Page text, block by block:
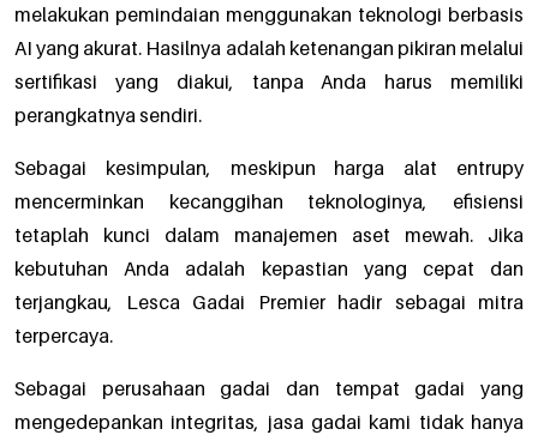
melakukan pemindaian menggunakan teknologi berbasis
AI yang akurat. Hasilnya adalah ketenangan pikiran melalui
sertifikasi yang diakui, tanpa Anda harus memiliki
perangkatnya sendiri.
Sebagai kesimpulan, meskipun harga alat entrupy
mencerminkan kecanggihan teknologinya, efisiensi
tetaplah kunci dalam manajemen aset mewah. Jika
kebutuhan Anda adalah kepastian yang cepat dan
terjangkau, Lesca Gadai Premier hadir sebagai mitra
terpercaya.
Sebagai perusahaan gadai dan tempat gadai yang
mengedepankan integritas, jasa gadai kami tidak hanya